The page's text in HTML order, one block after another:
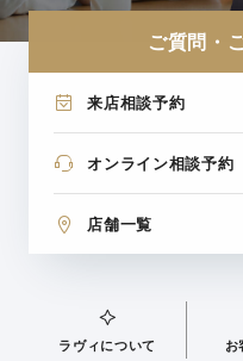
ご質問・
来店相談予約
オンライン相談予約
店舗一覧
ラヴィについて お